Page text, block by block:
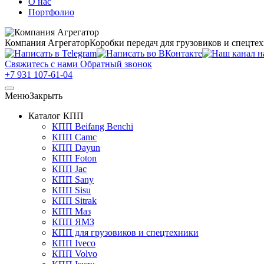
Портфолио
Компания АгрегаторКоробки передач для грузовиков и
Свяжитесь с нами Обратный звонок
+7 931 107-61-04
МенюЗакрыть
Каталог КПП
КПП Beifang Benchi
КПП Camc
КПП Dayun
КПП Foton
КПП Jac
КПП Sany
КПП Sisu
КПП Sitrak
КПП Маз
КПП ЯМЗ
КПП для грузовиков и спецтехники
КПП Iveco
КПП Volvo